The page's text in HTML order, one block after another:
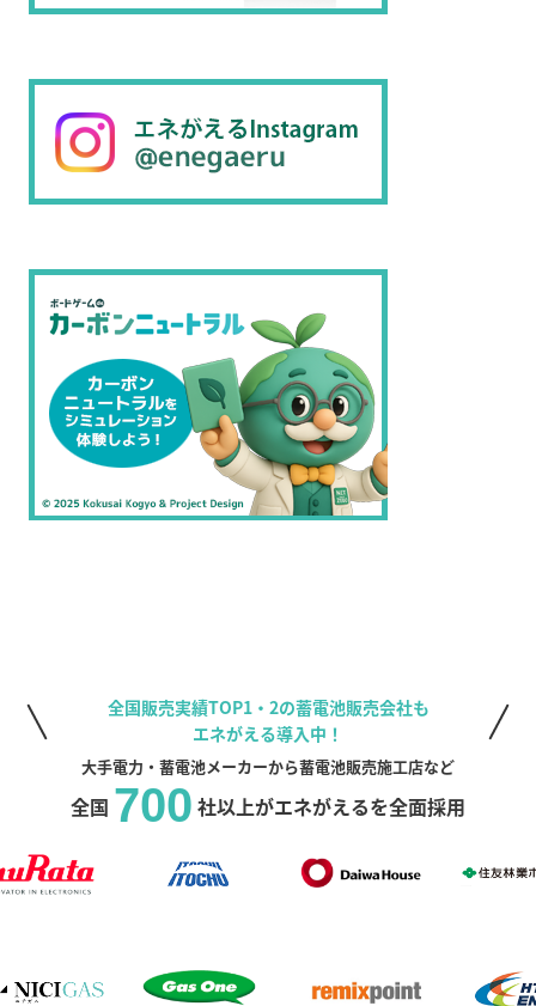
全国販売実績TOP1・2の蓄電池販売会社も
エネがえる導入中！
大手電力・蓄電池メーカーから蓄電池販売施工店など
全国 700 社以上がエネがえるを全面採用